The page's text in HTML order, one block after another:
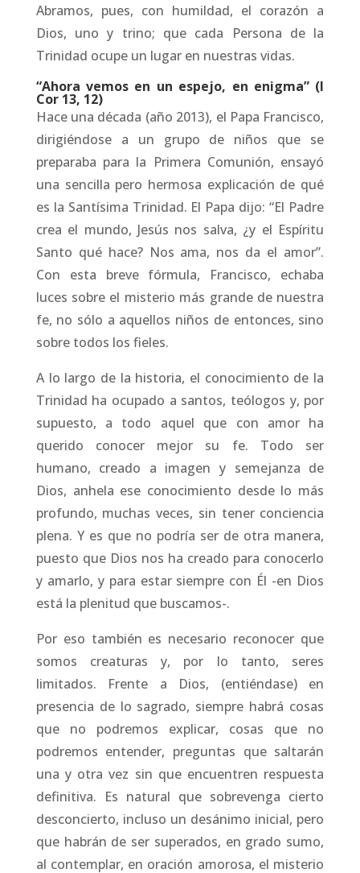
Abramos, pues, con humildad, el corazón a
Dios, uno y trino; que cada Persona de la
Trinidad ocupe un lugar en nuestras vidas.
“Ahora vemos en un espejo, en enigma” (I
Cor 13, 12)
Hace una década (año 2013), el Papa Francisco,
dirigiéndose a un grupo de niños que se
preparaba para la Primera Comunión, ensayó
una sencilla pero hermosa explicación de qué
es la Santísima Trinidad. El Papa dijo: “El Padre
crea el mundo, Jesús nos salva, ¿y el Espíritu
Santo qué hace? Nos ama, nos da el amor”.
Con esta breve fórmula, Francisco, echaba
luces sobre el misterio más grande de nuestra
fe, no sólo a aquellos niños de entonces, sino
sobre todos los fieles.
A lo largo de la historia, el conocimiento de la
Trinidad ha ocupado a santos, teólogos y, por
supuesto, a todo aquel que con amor ha
querido conocer mejor su fe. Todo ser
humano, creado a imagen y semejanza de
Dios, anhela ese conocimiento desde lo más
profundo, muchas veces, sin tener conciencia
plena. Y es que no podría ser de otra manera,
puesto que Dios nos ha creado para conocerlo
y amarlo, y para estar siempre con Él -en Dios
está la plenitud que buscamos-.
Por eso también es necesario reconocer que
somos creaturas y, por lo tanto, seres
limitados. Frente a Dios, (entiéndase) en
presencia de lo sagrado, siempre habrá cosas
que no podremos explicar, cosas que no
podremos entender, preguntas que saltarán
una y otra vez sin que encuentren respuesta
definitiva. Es natural que sobrevenga cierto
desconcierto, incluso un desánimo inicial, pero
que habrán de ser superados, en grado sumo,
al contemplar, en oración amorosa, el misterio